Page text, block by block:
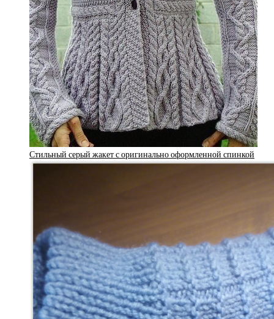
Стильный серый жакет с оригинально оформленной спинкой